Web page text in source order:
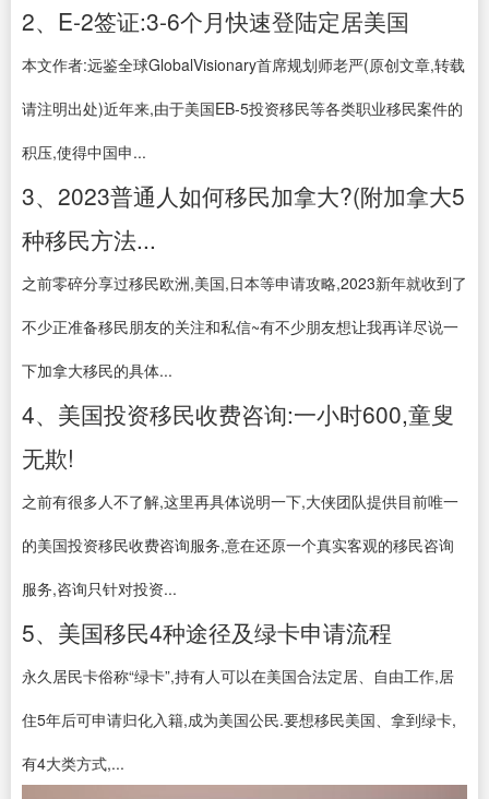
2、E-2签证:3-6个月快速登陆定居美国
本文作者:远鉴全球GlobalVisionary首席规划师老严(原创文章,转载
请注明出处)近年来,由于美国EB-5投资移民等各类职业移民案件的
积压,使得中国申...
3、2023普通人如何移民加拿大?(附加拿大5
种移民方法...
之前零碎分享过移民欧洲,美国,日本等申请攻略,2023新年就收到了
不少正准备移民朋友的关注和私信~有不少朋友想让我再详尽说一
下加拿大移民的具体...
4、美国投资移民收费咨询:一小时600,童叟
无欺!
之前有很多人不了解,这里再具体说明一下,大侠团队提供目前唯一
的美国投资移民收费咨询服务,意在还原一个真实客观的移民咨询
服务,咨询只针对投资...
5、美国移民4种途径及绿卡申请流程
永久居民卡俗称“绿卡”,持有人可以在美国合法定居、自由工作,居
住5年后可申请归化入籍,成为美国公民.要想移民美国、拿到绿卡,
有4大类方式,...